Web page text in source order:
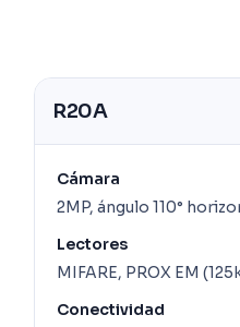
R20A
Cámara
2MP, ángulo 110°
Lectores
MIFARE, PROX EM
Conectividad